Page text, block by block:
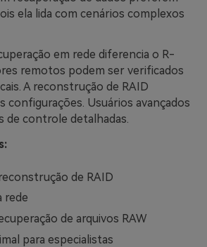
ela lida com cenários complexos
em rede diferencia o R-
remotos podem ser verificados
A reconstrução de RAID
configurações. Usuários avançados
de controle detalhadas.
de RAID
rede
de arquivos RAW
para especialistas